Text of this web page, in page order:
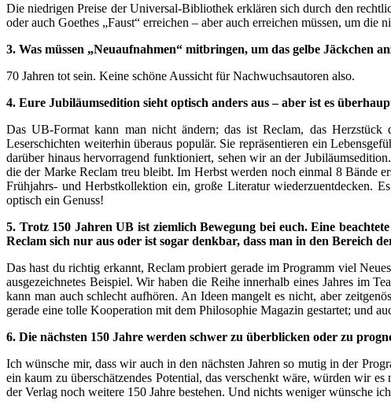
Die niedrigen Preise der Universal-Bibliothek erklären sich durch den
oder auch Goethes „Faust“ erreichen – aber auch erreichen müssen, um die
3. Was müssen „Neuaufnahmen“ mitbringen, um das gelbe Jäckchen
70 Jahren tot sein. Keine schöne Aussicht für Nachwuchsautoren also.
4. Eure Jubiläumsedition sieht optisch anders aus – aber ist es
Das UB-Format kann man nicht ändern; das ist Reclam, das
Leserschichten weiterhin überaus populär. Sie repräsentieren ein
darüber hinaus hervorragend funktioniert, sehen wir an der
die der Marke Reclam treu bleibt. Im Herbst werden noch einmal 8 Bände
Frühjahrs- und Herbstkollektion ein, große Literatur wiederzuentdecken.
optisch ein Genuss!
5. Trotz 150 Jahren UB ist ziemlich Bewegung bei euch. Eine
Reclam sich nur aus oder ist sogar denkbar, dass man in den Bereich
Das hast du richtig erkannt, Reclam probiert gerade im Programm viel
ausgezeichnetes Beispiel. Wir haben die Reihe innerhalb eines Jahres im
kann man auch schlecht aufhören. An Ideen mangelt es nicht, aber
gerade eine tolle Kooperation mit dem Philosophie Magazin gestartet; und
6. Die nächsten 150 Jahre werden schwer zu überblicken oder zu
Ich wünsche mir, dass wir auch in den nächsten Jahren so mutig in der
ein kaum zu überschätzendes Potential, das verschenkt wäre, würden wir
der Verlag noch weitere 150 Jahre bestehen. Und nichts weniger wünsche